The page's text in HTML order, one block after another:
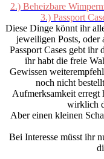
2.) Beheizbare
3.) Passport
Diese Dinge könnt ihr
jeweiligen Posts, oder
Passport Cases gebt ihr
ihr habt die freie
Gewissen
noch nicht
Aufmerksamkeit erregt
wirklich
Aber einen kleinen
Bei Interesse müsst ihr